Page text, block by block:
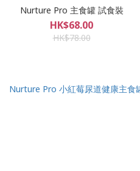
Nurture Pro 主食罐 試食裝
HK$68.00
HK$78.00